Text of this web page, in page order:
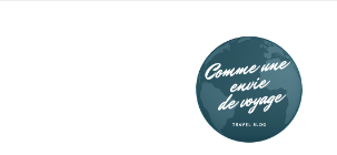
Comme
une
envie
de